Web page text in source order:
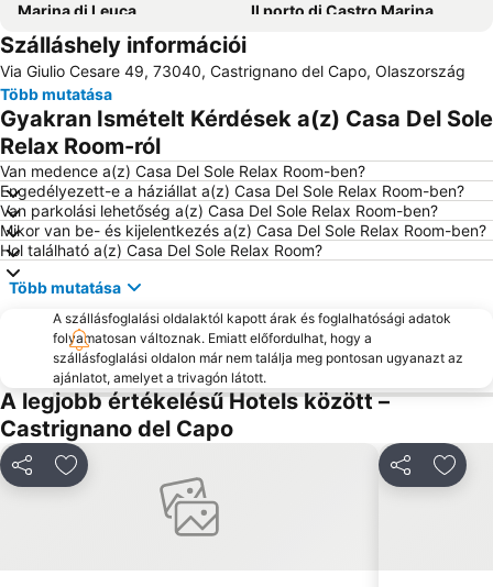
Marina di Leuca
Il porto di Castro Marina
Baia dei Turchi
Szálláshely információi
Via Giulio Cesare 49, 73040, Castrignano del Capo, Olaszország
Több mutatása
Gyakran Ismételt Kérdések a(z) Casa Del Sole
Relax Room-ról
Van medence a(z) Casa Del Sole Relax Room-ben?
Engedélyezett-e a háziállat a(z) Casa Del Sole Relax Room-ben?
Van parkolási lehetőség a(z) Casa Del Sole Relax Room-ben?
Mikor van be- és kijelentkezés a(z) Casa Del Sole Relax Room-ben?
Hol található a(z) Casa Del Sole Relax Room?
Több mutatása
A szállásfoglalási oldalaktól kapott árak és foglalhatósági adatok
folyamatosan változnak. Emiatt előfordulhat, hogy a
szállásfoglalási oldalon már nem találja meg pontosan ugyanazt az
ajánlatot, amelyet a trivagón látott.
A legjobb értékelésű Hotels között –
Castrignano del Capo
MegosztásHozzáadás a kedvencekhez Megosztás